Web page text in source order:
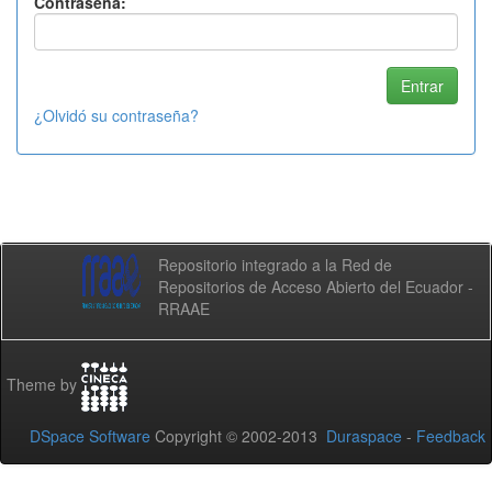
¿Olvidó su contraseña?
Repositorio integrado a la Red de
Repositorios de Acceso Abierto del Ecuador -
RRAAE
Theme by
DSpace Software Copyright © 2002-2013 Duraspace - Feedback